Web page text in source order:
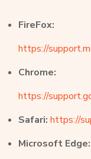
FireFox:
https://
Chrome:
https://
Safari: https://
Microsoft Edge: